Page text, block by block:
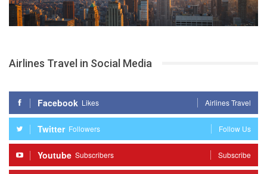
Airlines Travel in Social Media
Facebook Likes Airlines Travel
Twitter Followers Follow Us
Youtube Subscribers Subscribe